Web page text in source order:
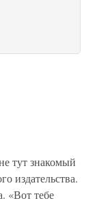
тут знакомый
издательства.
«Вот тебе